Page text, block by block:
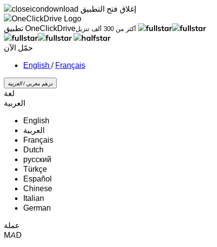
إغلاق فتح التطبيق
تطبيق OneClickDrive
أكثر من 300 ألف تنزيل
حمّل الآن
/ Français
درهم مغربي /‏العربية‏
لغة
‏العربية‏
English
‏العربية‏
Français
Dutch
русский
Türkçe
Español
Chinese
Italian
German
عملة
MAD